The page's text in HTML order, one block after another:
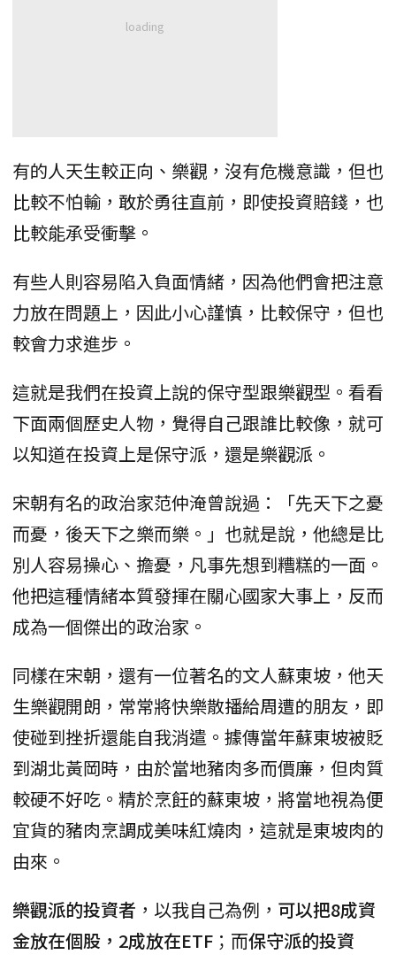
有的人天生較正向、樂觀，沒有危機意識，但也
比較不怕輸，敢於勇往直前，即使投資賠錢，也
比較能承受衝擊。
有些人則容易陷入負面情緒，因為他們會把注意
力放在問題上，因此小心謹慎，比較保守，但也
較會力求進步。
這就是我們在投資上說的保守型跟樂觀型。看看
下面兩個歷史人物，覺得自己跟誰比較像，就可
以知道在投資上是保守派，還是樂觀派。
宋朝有名的政治家范仲淹曾說過：「先天下之憂
而憂，後天下之樂而樂。」也就是說，他總是比
別人容易操心、擔憂，凡事先想到糟糕的一面。
他把這種情緒本質發揮在關心國家大事上，反而
成為一個傑出的政治家。
同樣在宋朝，還有一位著名的文人蘇東坡，他天
生樂觀開朗，常常將快樂散播給周遭的朋友，即
使碰到挫折還能自我消遣。據傳當年蘇東坡被貶
到湖北黃岡時，由於當地豬肉多而價廉，但肉質
較硬不好吃。精於烹飪的蘇東坡，將當地視為便
宜貨的豬肉烹調成美味紅燒肉，這就是東坡肉的
由來。
樂觀派的投資者 ，以我自己為例， 可以把8成資
金放在個股，2成放在ETF ；而保守派的投資